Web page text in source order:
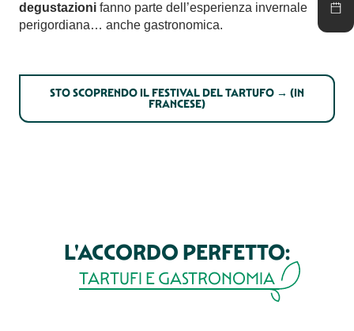
degustazioni fanno parte dell’esperienza invernale
perigordiana… anche gastronomica.
STO SCOPRENDO IL FESTIVAL DEL TARTUFO → (IN
FRANCESE)
L'ACCORDO PERFETTO:
TARTUFI E GASTRONOMIA